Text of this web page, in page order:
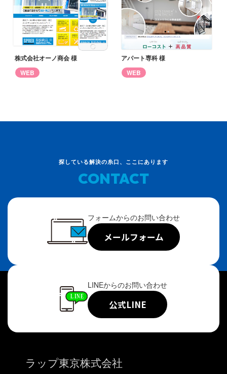
株式会社オーノ商会 様
WEB
アパート専科 様
WEB
探している解決の糸口、ここにあります
CONTACT
フォームからのお問い合わせ
メールフォーム
LINEからのお問い合わせ
公式LINE
ラップ東京株式会社